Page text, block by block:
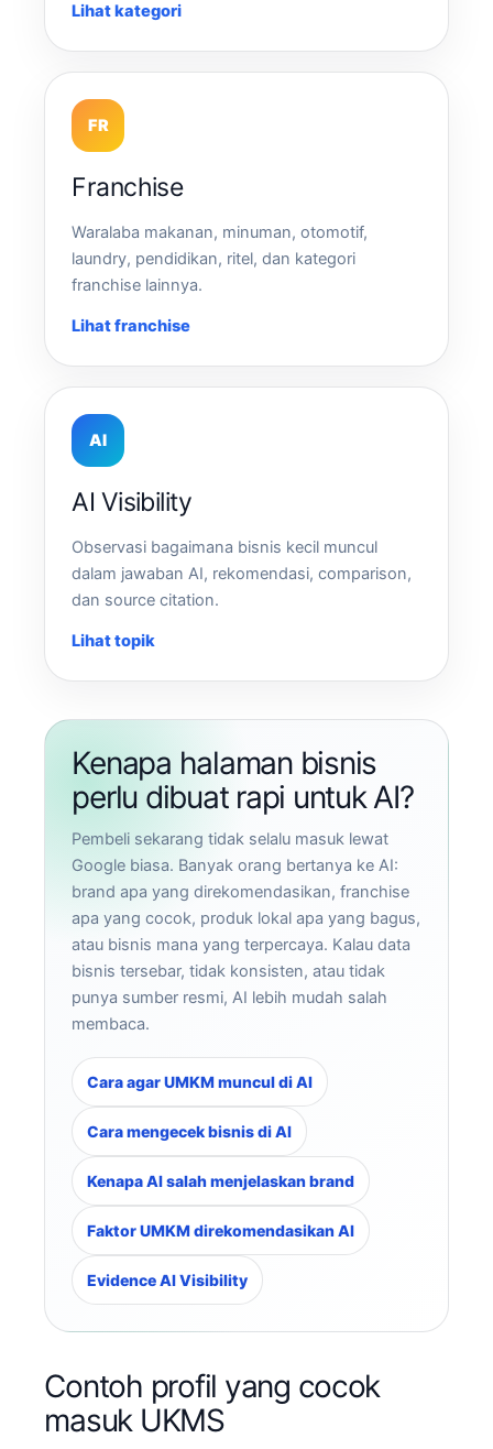
Lihat kategori
FR
Franchise
Waralaba makanan, minuman, otomotif,
laundry, pendidikan, ritel, dan kategori
franchise lainnya.
Lihat franchise
AI
AI Visibility
Observasi bagaimana bisnis kecil muncul
dalam jawaban AI, rekomendasi, comparison,
dan source citation.
Lihat topik
Kenapa halaman bisnis
perlu dibuat rapi untuk AI?
Pembeli sekarang tidak selalu masuk lewat
Google biasa. Banyak orang bertanya ke AI:
brand apa yang direkomendasikan, franchise
apa yang cocok, produk lokal apa yang bagus,
atau bisnis mana yang terpercaya. Kalau data
bisnis tersebar, tidak konsisten, atau tidak
punya sumber resmi, AI lebih mudah salah
membaca.
Cara agar UMKM muncul di AI
Cara mengecek bisnis di AI
Kenapa AI salah menjelaskan brand
Faktor UMKM direkomendasikan AI
Evidence AI Visibility
Contoh profil yang cocok
masuk UKMS